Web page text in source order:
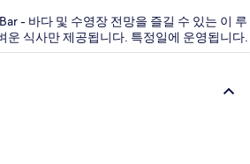
- 바다 및 수영장 전망을 즐길 수 있는 이 루
운 식사만 제공됩니다. 특정일에 운영됩니다.